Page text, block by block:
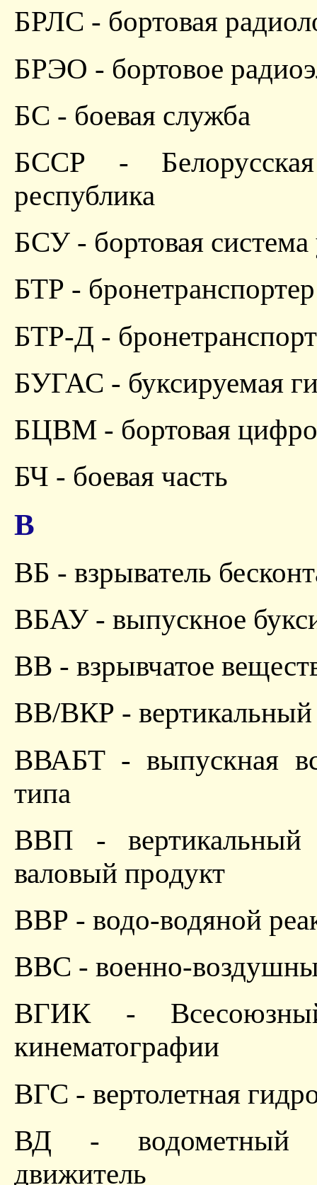
БРЛС - бортовая
БРЭО - бортовое
БС - боевая служба
БССР - Белорусская
республика
БСУ - бортовая система
БТР - бронетранспортер
БТР-Д -
БУГАС - буксируемая
БЦВМ - бортовая
БЧ - боевая часть
В
ВБ - взрыватель
ВБАУ - выпускное
ВВ - взрывчатое
ВВ/ВКР - вертикальный
ВВАБТ - выпускная
типа
ВВП - вертикальный
валовый продукт
ВВР - водо-водяной
ВВС - военно-
ВГИК - Всесоюзный
кинематографии
ВГС - вертолетная
ВД - водометный
движитель